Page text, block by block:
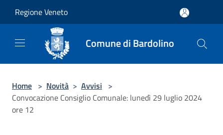
Regione Veneto
Comune di Bardolino
Home > Novità > Avvisi >
Convocazione Consiglio Comunale: lunedì 29 luglio 2024
ore 12